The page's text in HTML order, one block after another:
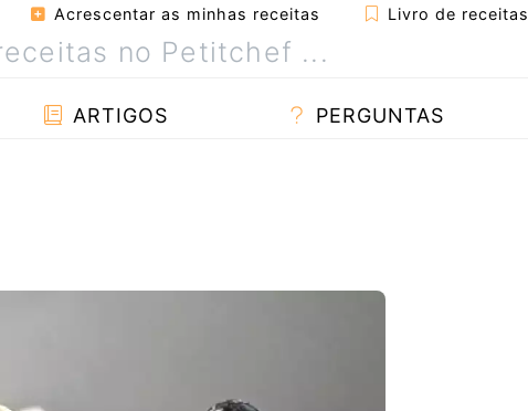
Acrescentar as minhas receitas Livro de receitas
ARTIGOS PERGUNTAS